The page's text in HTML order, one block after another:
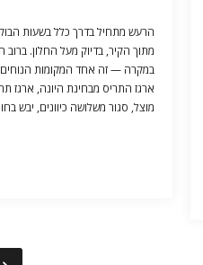
הרעש מתחיל בדרך כלל בשעות
מתוך הקיר, בדיוק מעל החלון.
במקרה — זה אחד המקומות הנוחים
ארגז התריס מבחינת היונה, ארגז
מוצל, סגור משלושה כיוונים, יבש